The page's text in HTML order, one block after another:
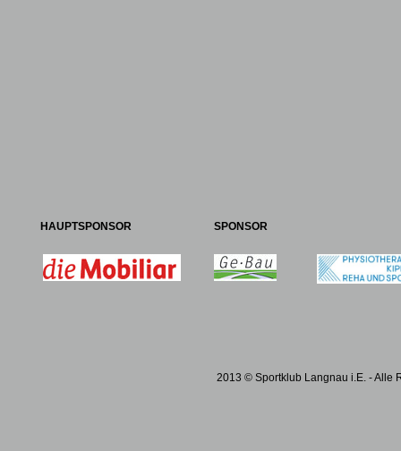
HAUPTSPONSOR SPONSOR
2013 © Sportklub Langnau i.E. - Alle